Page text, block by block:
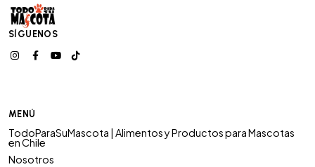
SÍGUENOS
MENÚ
TodoParaSuMascota | Alimentos y Productos para Mascotas
en Chile
Nosotros